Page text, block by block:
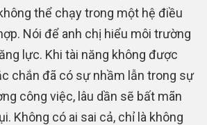
thể chạy trong một hệ điều
Nói để anh chị hiểu môi trường
lực. Khi tài năng không được
chắn đã có sự nhầm lẫn trong sự
công việc, lâu dần sẽ bất mãn
Không có ai sai cả, chỉ là không